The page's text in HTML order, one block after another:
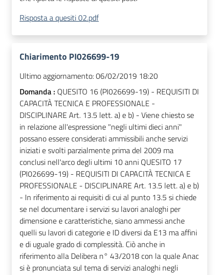
Risposta a quesiti 02.pdf
Chiarimento PI026699-19
Ultimo aggiornamento:06/02/2019 18:20
Domanda : QUESITO 16 (PI026699-19) - REQUISITI DI
CAPACITÀ TECNICA E PROFESSIONALE -
DISCIPLINARE Art. 13.5 lett. a) e b) - Viene chiesto se
in relazione all'espressione "negli ultimi dieci anni"
possano essere considerati ammissibili anche servizi
iniziati e svolti parzialmente prima del 2009 ma
conclusi nell'arco degli ultimi 10 anni QUESITO 17
(PI026699-19) - REQUISITI DI CAPACITÀ TECNICA E
PROFESSIONALE - DISCIPLINARE Art. 13.5 lett. a) e b)
- In riferimento ai requisiti di cui al punto 13.5 si chiede
se nel documentare i servizi su lavori analoghi per
dimensione e caratteristiche, siano ammessi anche
quelli su lavori di categorie e ID diversi da E13 ma affini
e di uguale grado di complessità. Ciò anche in
riferimento alla Delibera n° 43/2018 con la quale Anac
si è pronunciata sul tema di servizi analoghi negli